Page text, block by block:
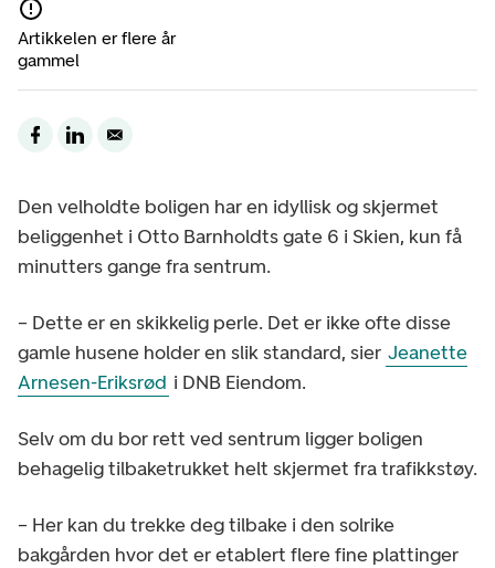
Artikkelen er flere år
gammel
Den velholdte boligen har en idyllisk og skjermet
beliggenhet i Otto Barnholdts gate 6 i Skien, kun få
minutters gange fra sentrum.
– Dette er en skikkelig perle. Det er ikke ofte disse
gamle husene holder en slik standard, sier Jeanette
Arnesen-Eriksrød i DNB Eiendom.
Selv om du bor rett ved sentrum ligger boligen
behagelig tilbaketrukket helt skjermet fra trafikkstøy.
– Her kan du trekke deg tilbake i den solrike
bakgården hvor det er etablert flere fine plattinger